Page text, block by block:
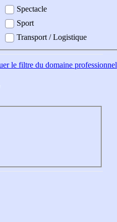
Spectacle
Sport
Transport / Logistique
le filtre du domaine professionnel